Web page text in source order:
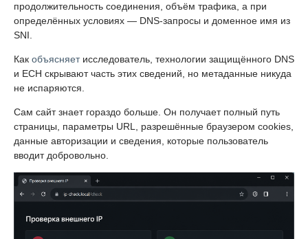
продолжительность соединения, объём трафика, а при
определённых условиях — DNS-запросы и доменное имя из
SNI.
Как объясняетисследователь, технологии защищённого DNS
и ECH скрывают часть этих сведений, но метаданные никуда
не испаряются.
Сам сайт знает гораздо больше. Он получает полный путь
страницы, параметры URL, разрешённые браузером cookies,
данные авторизации и сведения, которые пользователь
вводит добровольно.